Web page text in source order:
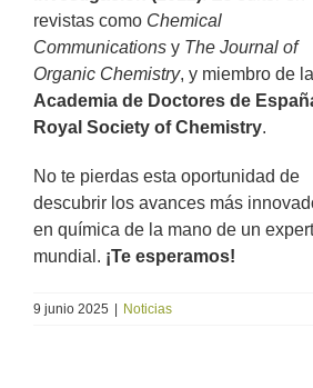
revistas como Chemical
Communications y The Journal of
Organic Chemistry, y miembro de la
Academia de Doctores de
Royal Society of Chemistry.
No te pierdas esta oportunidad de
descubrir los avances más
en química de la mano de un
mundial. ¡Te esperamos!
9 junio 2025 Noticias